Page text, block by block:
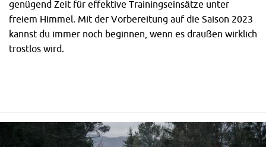
genügend Zeit für effektive Trainingseinsätze unter
freiem Himmel. Mit der Vorbereitung auf die Saison 2023
kannst du immer noch beginnen, wenn es draußen wirklich
trostlos wird.